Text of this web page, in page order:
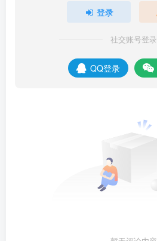
登录
社交账号登录
QQ登录